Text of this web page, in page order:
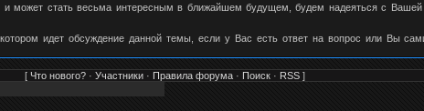
может стать весьма интересным в ближайшем будущем, будем надеяться с
идет обсуждение данной темы, если у Вас есть ответ на вопрос или Вы
[ Что нового?· Участники· Правила форума· Поиск· RSS]